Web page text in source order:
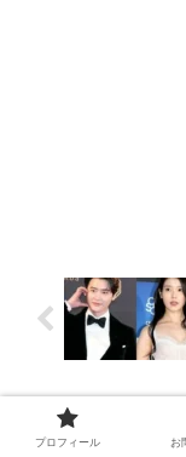
パクソジュンが妻と
熱愛彼女のあの人か⁉
プロフィール お